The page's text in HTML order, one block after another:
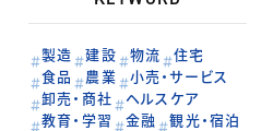
製造 建設 物流
住宅
食品
農業
小売・サービス
卸売・商社
ヘルスケア
教育・学習
金融 観光・宿泊